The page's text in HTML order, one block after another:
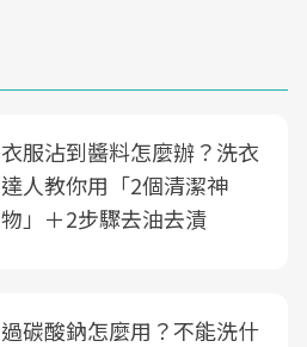
衣服沾到醬料怎麼辦？洗衣
達人教你用「2個清潔神
物」＋2步驟去油去漬
過碳酸鈉怎麼用？不能洗什